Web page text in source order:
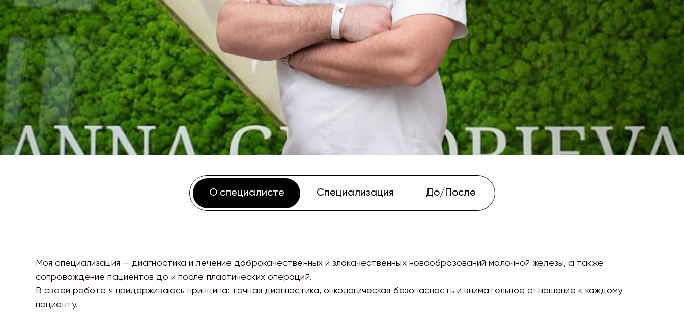
О специалисте Специализация До/После
Моя специализация — диагностика и лечение доброкачественных и злокачественных новообразований молочной железы, а также
сопровождение пациентов до и после пластических операций.
В своей работе я придерживаюсь принципа: точная диагностика, онкологическая безопасность и внимательное отношение к каждому
пациенту.